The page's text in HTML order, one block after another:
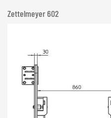
Zettelmeyer 602